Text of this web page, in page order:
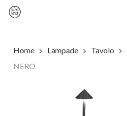
Skip
content
Home Lampade Tavolo
NERO